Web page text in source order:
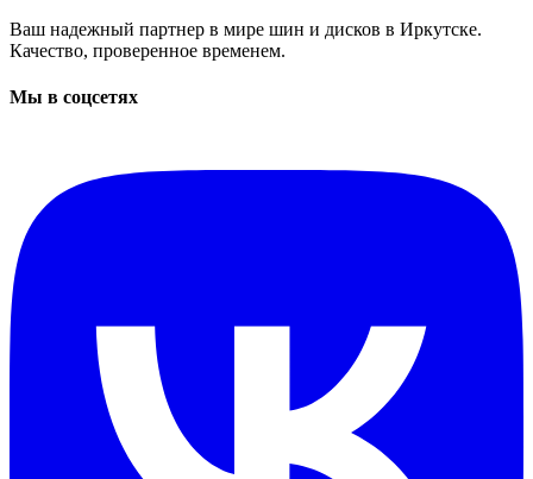
Ваш надежный партнер в мире шин и дисков в Иркутске.
Качество, проверенное временем.
Мы в соцсетях